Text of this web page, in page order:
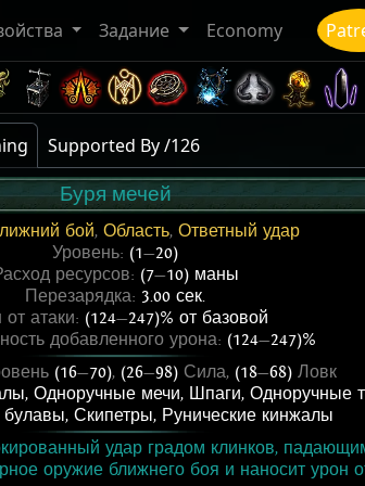
Задание Economy
Supported By /126
Буря мечей
бой, Область, Ответный удар
Уровень: (1—20)
ресурсов: (7—10) маны
Перезарядка: 3.00 сек.
от атаки: (124—247)% от базовой
добавленного урона: (124—247)%
(16—70), (26—98) Сила, (18—68) Ловк
, Одноручные мечи, Шпаги, Одноручные
, Скипетры, Рунические кинжалы
удар градом клинков,
оружие ближнего боя и наносит урон